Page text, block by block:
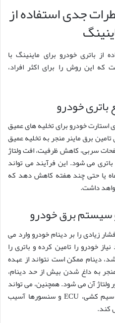
جدی استفاده از
از باتری خودرو برای ماینینگ با
این روش را برای اکثر افراد،
خودرو
استارت خودرو برای تخلیه های عمیق
برق ماینر منجر به تخلیه عمیق
سربی، کاهش ظرفیت، افت ولتاژ
می شود. این فرآیند می تواند
یا حتی چند هفته کاهش دهد که
داشت.
سیستم برق خودرو
زیادی را بر دینام خودرو وارد می
خودرو را تامین کرده و باتری را
دینام ممکن است نتواند از عهده
به داغ شدن بیش از حد دینام،
ولتاژ آن می شود. همچنین، می تواند
به سایر اجزای برقی خودرو مانند سیم کشی، ECU و سنسورها آسیب
کند.